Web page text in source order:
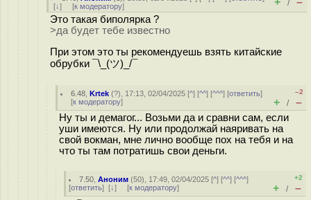
[↓] [к модератору] /
Это такая биполярка ?
>да будет тебе известно
При этом это ты рекомендуешь взять китайские
обрубки ¯\_(ツ)_/¯
6.48 ,Krtek (?), 17:13, 02/04/2025 [^] [^^] [^^^] [ответить]
[к модератору]
–2
+ / –
Ну ты и демагог... Возьми да и сравни сам, если
уши имеются. Ну или продолжай наяривать на
свой вокман, мне лично вообще пох на тебя и на
что ты там потратишь свои деньги.
7.50 ,Аноним (50), 17:49, 02/04/2025 [^] [^^] [^^^]
[ответить] [↓] [к модератору]
+2
+ / –